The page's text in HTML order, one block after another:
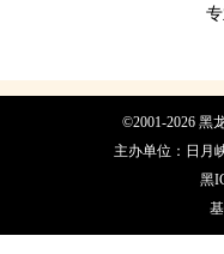
专
©2001-2026 黑
主办单位：日月
黑